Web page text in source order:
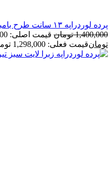
لوردراپه ۱۳ سانت طرح بامبو رنگ قهوه‌ای سوخته کد 407
تومان قیمت اصلی: 1,400,000 تومان بود.
قیمت فعلی: 1,298,000 تومان.